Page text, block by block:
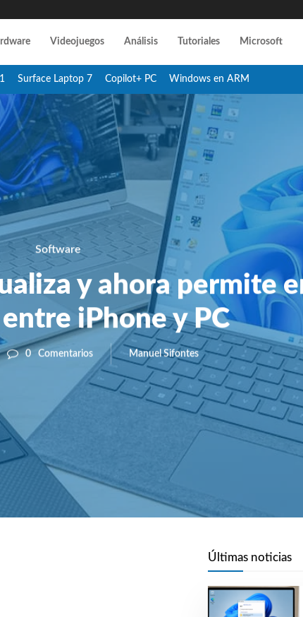
Videojuegos Análisis Tutoriales Microsoft
Surface Laptop 7 Copilot+ PC Windows en ARM
Software
y ahora permite
iPhone y PC
0 Comentarios Manuel Sifontes
Últimas noticias